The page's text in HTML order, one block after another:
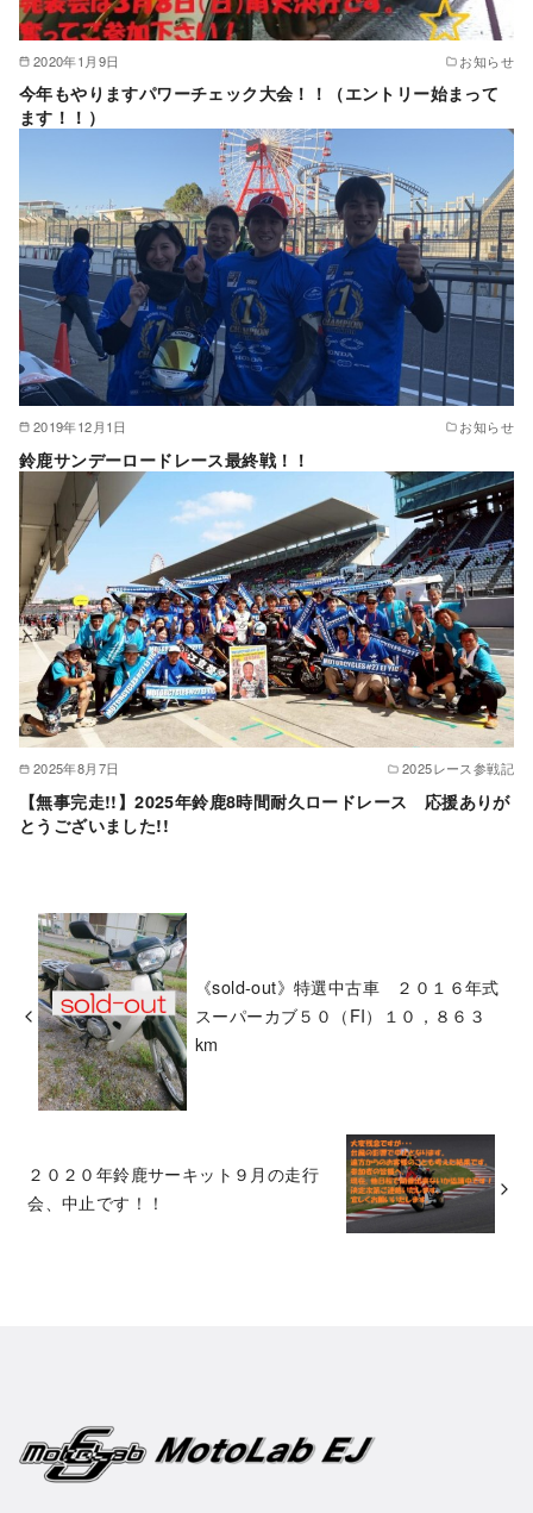
2020年1月9日 お知らせ
今年もやりますパワーチェック大会！！（エントリー始まって
ます！！）
2019年12月1日 お知らせ
鈴鹿サンデーロードレース最終戦！！
2025年8月7日 2025レース参戦記
【無事完走!!】2025年鈴鹿8時間耐久ロードレース 応援ありが
とうございました!!
《sold-out》特選中古車 ２０１６年式
スーパーカブ５０（FI）１０，８６３
km
２０２０年鈴鹿サーキット９月の走行
会、中止です！！